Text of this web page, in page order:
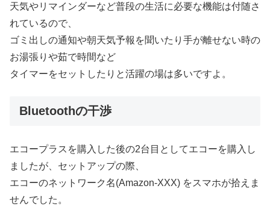
天気やリマインダーなど普段の生活に必要な機能は付随さ
れているので、
ゴミ出しの通知や朝天気予報を聞いたり手が離せない時の
お湯張りや茹で時間など
タイマーをセットしたりと活躍の場は多いですよ。
Bluetoothの干渉
エコープラスを購入した後の2台目としてエコーを購入し
ましたが、セットアップの際、
エコーのネットワーク名(Amazon-XXX) をスマホが拾えま
せんでした。